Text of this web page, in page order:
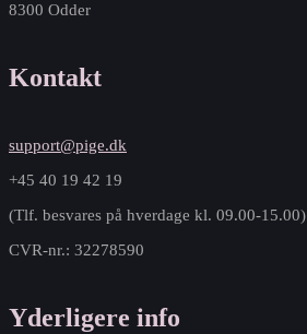
8300 Odder
Kontakt
support@pige.dk
+45 40 19 42 19
(Tlf. besvares på hverdage kl. 09.00-15.00)
CVR-nr.: 32278590
Yderligere info